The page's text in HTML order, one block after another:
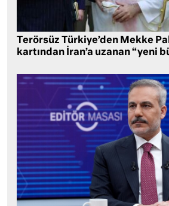
Terörsüz Türkiye’den Mekke
kartından İran’a uzanan “yeni